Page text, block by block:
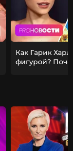
Как Гарик
фигурой?